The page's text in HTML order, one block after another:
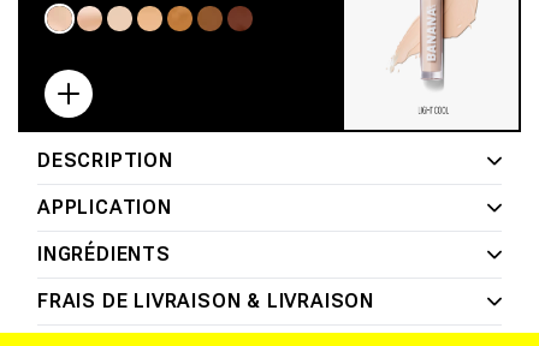
habituelpromotionnel
Variante
ou
indisponible
Variante
ou
indisponible
VarianteVarianteVariante
VarianteVariante
DESCRIPTION
APPLICATION
INGRÉDIENTS
FRAIS DE LIVRAISON & LIVRAISON